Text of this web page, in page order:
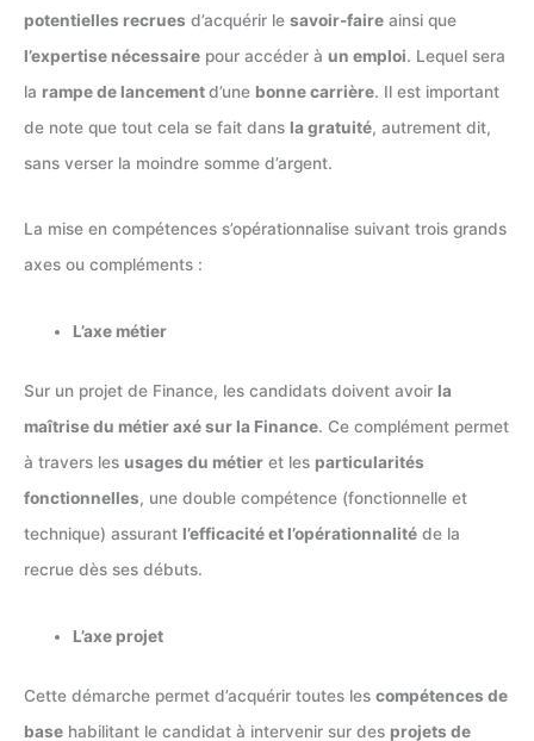
potentielles recrues d’acquérir le savoir-faire ainsi que
l’expertise nécessaire pour accéder à un emploi. Lequel sera
la rampe de lancementd’une bonne carrière. Il est important
de note que tout cela se fait dans la gratuité, autrement dit,
sans verser la moindre somme d’argent.
La mise en compétences s’opérationnalise suivant trois grands
axes ou compléments :
L’axe métier
Sur un projet de Finance, les candidats doivent avoir la
maîtrise du métier axé sur la Finance. Ce complément permet
à travers les usages du métier et les particularités
fonctionnelles, une double compétence (fonctionnelle et
technique) assurant l’efficacité et l’opérationnalité de la
recrue dès ses débuts.
L’axe projet
Cette démarche permet d’acquérir toutes les compétences de
base habilitant le candidat à intervenir sur des projets de